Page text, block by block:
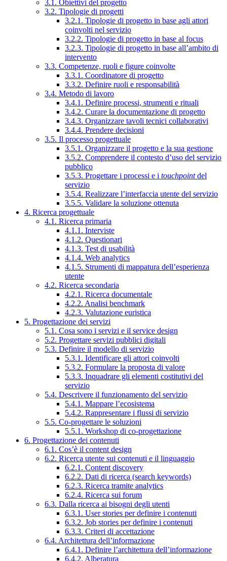
3.1. Obiettivi del progetto
3.2. Tipologie di progetti
3.2.1. Tipologie di progetto in base agli attori
coinvolti nel servizio
3.2.2. Tipologie di progetto in base al focus
3.2.3. Tipologie di progetto in base all’ambito di
intervento
3.3. Competenze, ruoli e figure coinvolte
3.3.1. Coordinatore di progetto
3.3.2. Definire ruoli e responsabilità
3.4. Metodo di lavoro
3.4.1. Definire processi, strumenti e rituali
3.4.2. Curare la documentazione di progetto
3.4.3. Organizzare tavoli tecnici collaborativi
3.4.4. Prendere decisioni
3.5. Il processo progettuale
3.5.1. Organizzare il progetto e la sua gestione
3.5.2. Comprendere il contesto d’uso del servizio
pubblico
3.5.3. Progettare i processi e i touchpointdel
servizio
3.5.4. Realizzare l’interfaccia utente del servizio
3.5.5. Validare la soluzione ottenuta
4. Ricerca progettuale
4.1. Ricerca primaria
4.1.1. Interviste
4.1.2. Questionari
4.1.3. Test di usabilità
4.1.4. Web analytics
4.1.5. Strumenti di mappatura dell’esperienza
utente
4.2. Ricerca secondaria
4.2.1. Ricerca documentale
4.2.2. Analisi benchmark
4.2.3. Valutazione euristica
5. Progettazione dei servizi
5.1. Cosa sono i servizi e il service design
5.2. Progettare servizi pubblici digitali
5.3. Definire il modello di servizio
5.3.1. Identificare gli attori coinvolti
5.3.2. Formulare la proposta di valore
5.3.3. Inquadrare gli elementi costitutivi del
servizio
5.4. Descrivere il funzionamento del servizio
5.4.1. Mappare l’ecosistema
5.4.2. Rappresentare i flussi di servizio
5.5. Co-progettare le soluzioni
5.5.1. Workshop di co-progettazione
6. Progettazione dei contenuti
6.1. Cos’è il content design
6.2. Ricerca utente sui contenuti e il linguaggio
6.2.1. Content discovery
6.2.2. Dati di ricerca (search keywords)
6.2.3. Ricerca tramite analytics
6.2.4. Ricerca sui forum
6.3. Dalla ricerca ai bisogni degli utenti
6.3.1. User stories per definire i contenuti
6.3.2. Job stories per definire i contenuti
6.3.3. Criteri di accettazione
6.4. Architettura dell’informazione
6.4.1. Definire l’architettura dell’informazione
6.4.2. Alberatura